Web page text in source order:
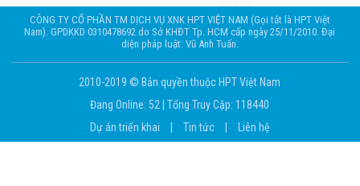
CÔNG TY CỔ PHẦN TM DỊCH VỤ XNK HPT VIỆT NAM (Gọi tắt là HPT Việt
Nam). GPDKKD 0310478692 do Sở KHĐT Tp. HCM cấp ngày 25/11/2010. Đại
diện pháp luật: Vũ Anh Tuấn.
2010-2019 © Bản quyền thuộc HPT Việt Nam
Đang Online: 52 |Tổng Truy Cập: 118440
Dự án triển khai
Tin tức Liên hệ